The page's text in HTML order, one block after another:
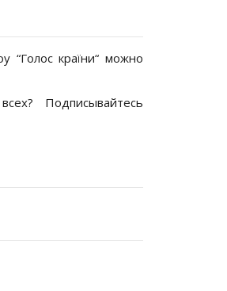
“Голос країни“ можно
Подписывайтесь